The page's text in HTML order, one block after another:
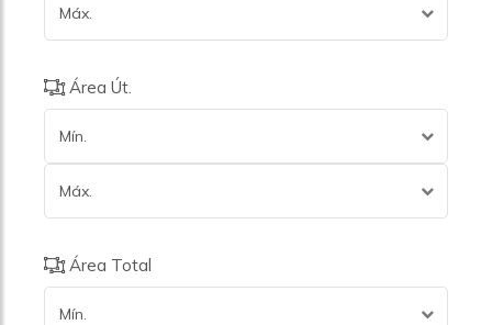
Máx.
Área Út.
Mín.
Máx.
Área Total
Mín.